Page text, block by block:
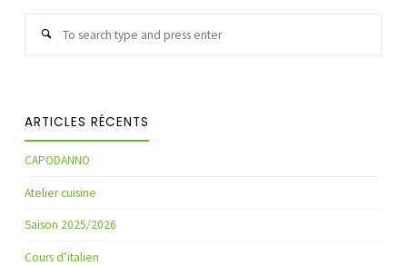
Search
ARTICLES RÉCENTS
CAPODANNO
Atelier cuisine
Saison 2025/2026
Cours d’italien